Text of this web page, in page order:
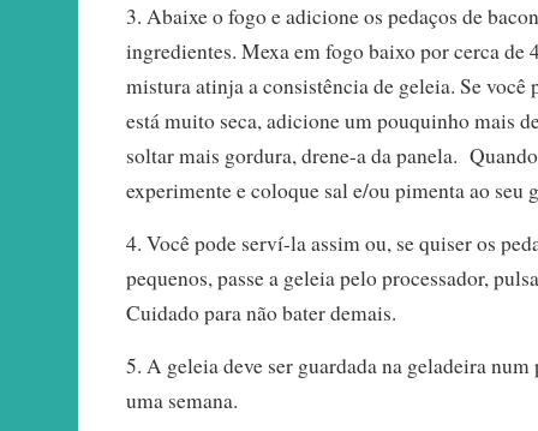
3. Abaixe o fogo e adicione os pedaços de
ingredientes. Mexa em fogo baixo por cerca de
mistura atinja a consistência de geleia. Se você
está muito seca, adicione um pouquinho mais
soltar mais gordura, drene-a da panela.
experimente e coloque sal e/ou pimenta ao seu
4. Você pode serví-la assim ou, se quiser os
pequenos, passe a geleia pelo processador,
Cuidado para não bater demais.
5. A geleia deve ser guardada na geladeira num
uma semana.